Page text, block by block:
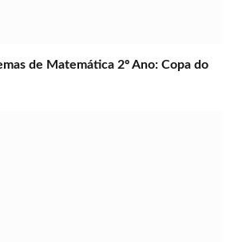
de Matemática 2º Ano: Copa do